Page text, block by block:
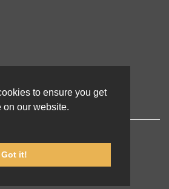
to ensure you get
on our website.
Got it!
lernu.net |Impressum